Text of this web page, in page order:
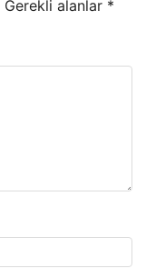
Gerekli alanlar *